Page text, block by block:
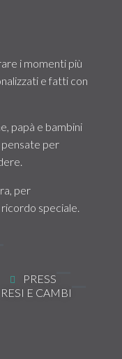
i momenti più
e fatti con
papà e bambini
pensate per
per
speciale.
PRESS
RESI E CAMBI